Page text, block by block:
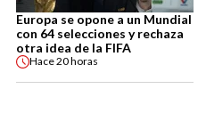
Europa se opone a un Mundial
con 64 selecciones y rechaza
otra idea de la FIFA
Hace20 horas